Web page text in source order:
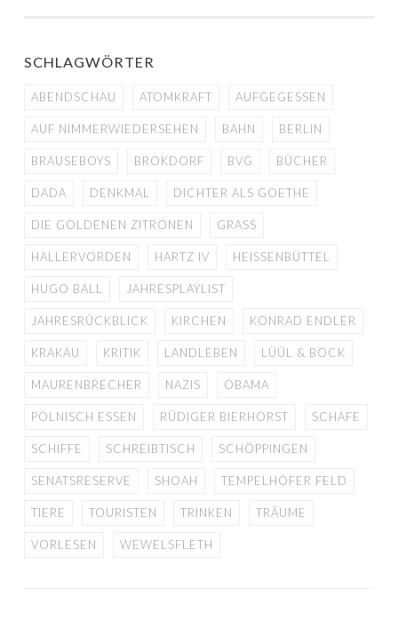
SCHLAGWÖRTER
ABENDSCHAU ATOMKRAFT AUFGEGESSEN
AUF NIMMERWIEDERSEHEN BAHN BERLIN
BRAUSEBOYS BROKDORF BVG BÜCHER
DADA DENKMAL DICHTER ALS GOETHE
DIE GOLDENEN ZITRONEN GRASS
HALLERVORDEN HARTZ IV HEISSENBÜTTEL
HUGO BALL JAHRESPLAYLIST
JAHRESRÜCKBLICK KIRCHEN KONRAD ENDLER
KRAKAU KRITIK LANDLEBEN LÜÜL & BOCK
MAURENBRECHER NAZIS OBAMA
POLNISCH ESSEN RÜDIGER BIERHORST SCHAFE
SCHIFFE SCHREIBTISCH SCHÖPPINGEN
SENATSRESERVE SHOAH TEMPELHOFER FELD
TIERE TOURISTEN TRINKEN TRÄUME
VORLESEN WEWELSFLETH